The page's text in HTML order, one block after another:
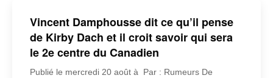
Vincent Damphousse dit ce qu’il pense
de Kirby Dach et il croit savoir qui sera
le 2e centre du Canadien
Publié le mercredi 20 août à
Par : Rumeurs De